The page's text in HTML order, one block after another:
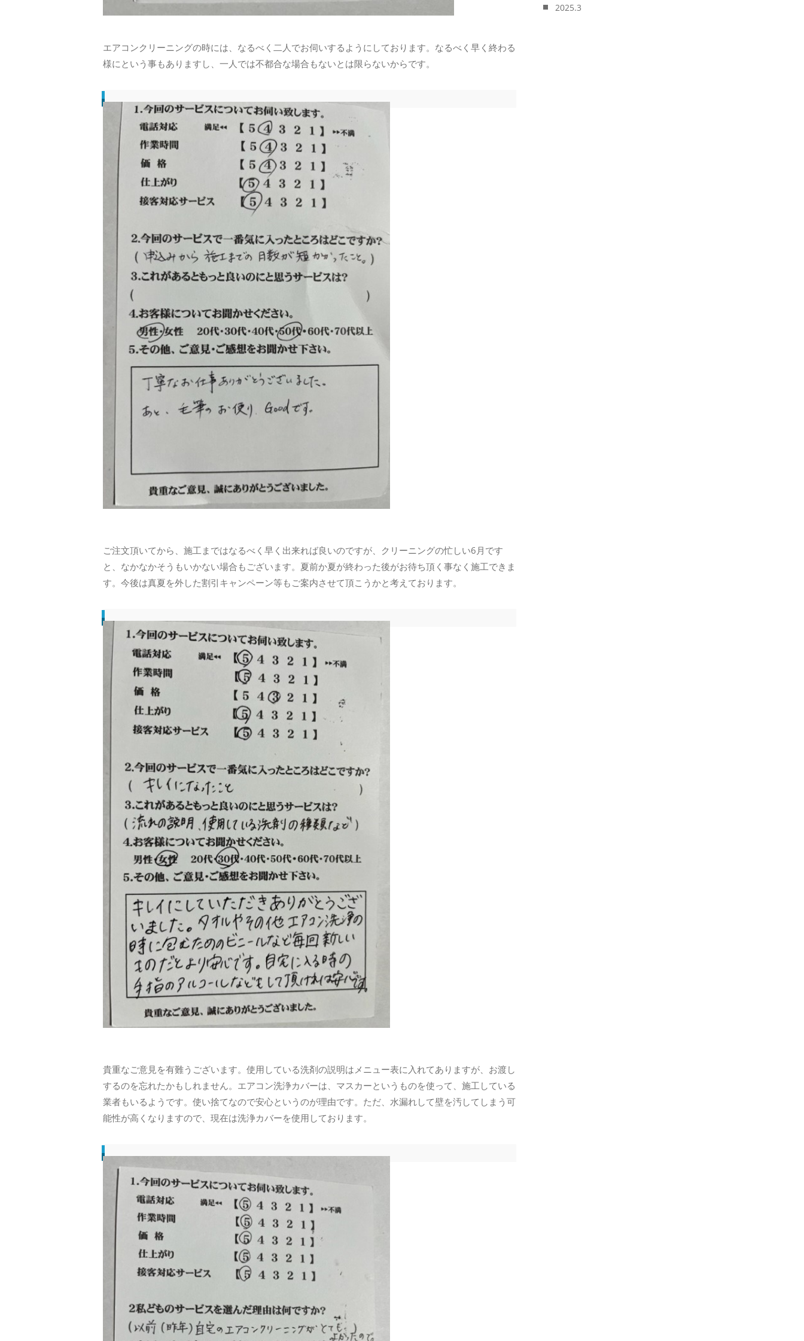
エアコンクリーニングの時には、なるべく二人でお伺いするようにしております。なるべく早く終わる
様にという事もありますし、一人では不都合な場合もないとは限らないからです。
ご注文頂いてから、施工まではなるべく早く出来れば良いのですが、クリーニングの忙しい6月です
と、なかなかそうもいかない場合もございます。夏前か夏が終わった後がお待ち頂く事なく施工できま
す。今後は真夏を外した割引キャンペーン等もご案内させて頂こうかと考えております。
貴重なご意見を有難うございます。使用している洗剤の説明はメニュー表に入れてありますが、お渡し
するのを忘れたかもしれません。エアコン洗浄カバーは、マスカーというものを使って、施工している
業者もいるようです。使い捨てなので安心というのが理由です。ただ、水漏れして壁を汚してしまう可
能性が高くなりますので、現在は洗浄カバーを使用しております。
2025.3